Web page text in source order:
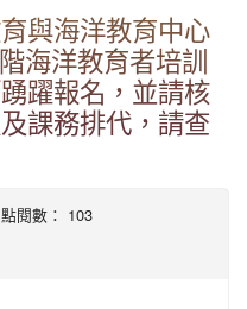
與海洋教育中心
海洋教育者培訓
躍報名，並請核
課務排代，請查
閱數： 103